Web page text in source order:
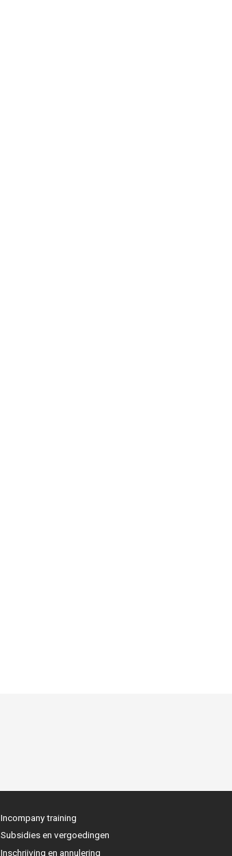
Incompany training
Subsidies en vergoedingen
Inschrijving en annulering